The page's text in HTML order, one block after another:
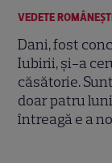
VEDETE
Dani, fost
Iubirii, și-a
căsătorie.
doar patru
întreagă e a